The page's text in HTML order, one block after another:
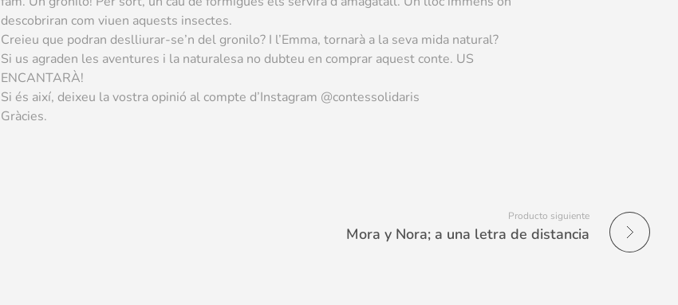
descobriran com viuen aquests insectes.
Creieu que podran deslliurar-se’n del gronilo? I l’Emma, tornarà a la seva mida natural?
Si us agraden les aventures i la naturalesa no dubteu en comprar aquest conte. US
ENCANTARÀ!
Si és així, deixeu la vostra opinió al compte d’Instagram @contessolidaris
Gràcies.
Producto siguiente
Mora y Nora; a una letra de distancia